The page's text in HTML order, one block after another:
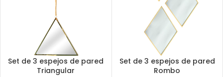
Set de 3 espejos de pared
Triangular
Set de 3 espejos de pared
Rombo